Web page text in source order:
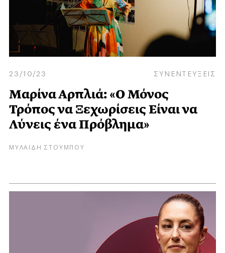
23/10/23 ΣΥΝΕΝΤΕΥΞΕΙΣ
Μαρίνα Αρπλιά: «Ο Μόνος
Τρόπος να Ξεχωρίσεις Είναι να
Λύνεις ένα Πρόβλημα»
ΜΥΛΑΙΔΗ ΣΤΟΥΜΠΟΥ